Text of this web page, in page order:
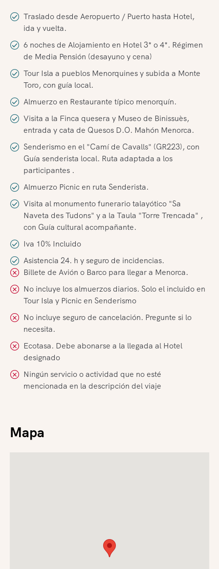
Traslado desde Aeropuerto / Puerto hasta Hotel,
ida y vuelta.
6 noches de Alojamiento en Hotel 3* o 4*. Régimen
de Media Pensión (desayuno y cena)
Tour Isla a pueblos Menorquines y subida a Monte
Toro, con guía local.
Almuerzo en Restaurante típico menorquín.
Visita a la Finca quesera y Museo de Binissuès,
entrada y cata de Quesos D.O. Mahón Menorca.
Senderismo en el "Camí de Cavalls" (GR223), con
Guía senderista local. Ruta adaptada a los
participantes .
Almuerzo Picnic en ruta Senderista.
Visita al monumento funerario talayótico "Sa
Naveta des Tudons" y a la Taula "Torre Trencada" ,
con Guía cultural acompañante.
Iva 10% Incluido
Asistencia 24. h y seguro de incidencias.
Billete de Avión o Barco para llegar a Menorca.
No incluye los almuerzos diarios. Solo el incluido en
Tour Isla y Picnic en Senderismo
No incluye seguro de cancelación. Pregunte si lo
necesita.
Ecotasa. Debe abonarse a la llegada al Hotel
designado
Ningún servicio o actividad que no esté
mencionada en la descripción del viaje
Mapa